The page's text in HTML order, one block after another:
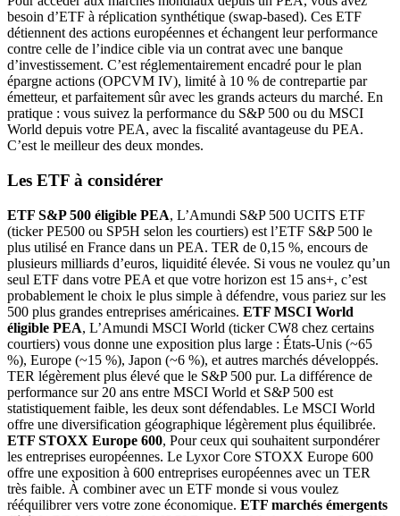
besoin d’ETF à réplication synthétique (swap-based). Ces ETF
détiennent des actions européennes et échangent leur performance
contre celle de l’indice cible via un contrat avec une banque
d’investissement. C’est réglementairement encadré pour le plan
épargne actions (OPCVM IV), limité à 10 % de contrepartie par
émetteur, et parfaitement sûr avec les grands acteurs du marché. En
pratique : vous suivez la performance du S&P 500 ou du MSCI
World depuis votre PEA, avec la fiscalité avantageuse du PEA.
C’est le meilleur des deux mondes.
Les ETF à considérer
ETF S&P 500 éligible PEA, L’Amundi S&P 500 UCITS ETF
(ticker PE500 ou SP5H selon les courtiers) est l’ETF S&P 500 le
plus utilisé en France dans un PEA. TER de 0,15 %, encours de
plusieurs milliards d’euros, liquidité élevée. Si vous ne voulez qu’un
seul ETF dans votre PEA et que votre horizon est 15 ans+, c’est
probablement le choix le plus simple à défendre, vous pariez sur les
500 plus grandes entreprises américaines. ETF MSCI World
éligible PEA, L’Amundi MSCI World (ticker CW8 chez certains
courtiers) vous donne une exposition plus large : États-Unis (~65
%), Europe (~15 %), Japon (~6 %), et autres marchés développés.
TER légèrement plus élevé que le S&P 500 pur. La différence de
performance sur 20 ans entre MSCI World et S&P 500 est
statistiquement faible, les deux sont défendables. Le MSCI World
offre une diversification géographique légèrement plus équilibrée.
ETF STOXX Europe 600, Pour ceux qui souhaitent surpondérer
les entreprises européennes. Le Lyxor Core STOXX Europe 600
offre une exposition à 600 entreprises européennes avec un TER
très faible. À combiner avec un ETF monde si vous voulez
rééquilibrer vers votre zone économique. ETF marchés émergents